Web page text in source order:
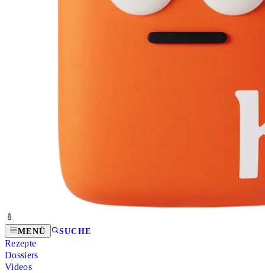
MENÜ SUCHE
Rezepte
Dossiers
Videos